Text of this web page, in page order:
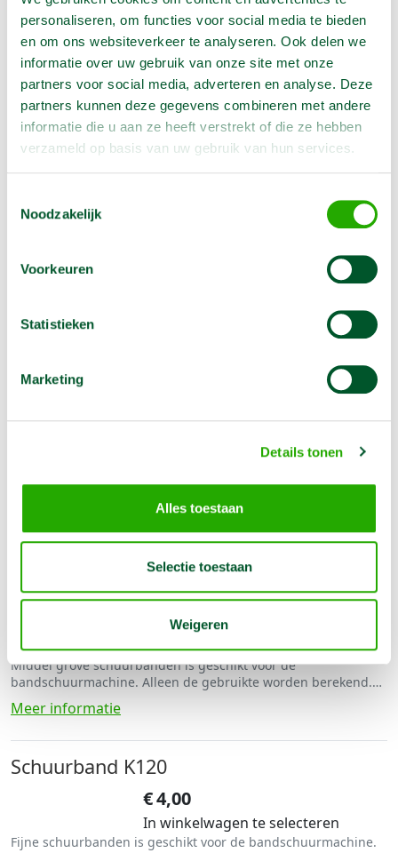
personaliseren, om functies voor social media te bieden
en om ons websiteverkeer te analyseren. Ook delen we
informatie over uw gebruik van onze site met onze
partners voor social media, adverteren en analyse. Deze
partners kunnen deze gegevens combineren met andere
informatie die u aan ze heeft verstrekt of die ze hebben
verzameld op basis van uw gebruik van hun services.
Noodzakelijk
Voorkeuren
Statistieken
Marketing
Details tonen
Alles toestaan
Selectie toestaan
Weigeren
bandschuurmachine. Alleen de gebruikte worden berekend.
Grove schuurbanden is geschikt voor de bandschuurmachine.
Alleen de gebruikte worden berekend. Bestel er genoeg!
Meer informatie
Schuurband K 80
4,00
In winkelwagen te selecteren
Middel grove schuurbanden is geschikt voor de
bandschuurmachine. Alleen de gebruikte worden berekend.
Meer informatie
Schuurband K120
€4,00
In winkelwagen te selecteren
Fijne schuurbanden is geschikt voor de bandschuurmachine.